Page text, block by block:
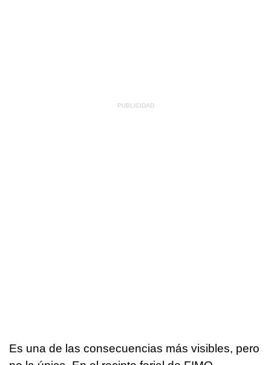
Es una de las consecuencias más visibles, pero